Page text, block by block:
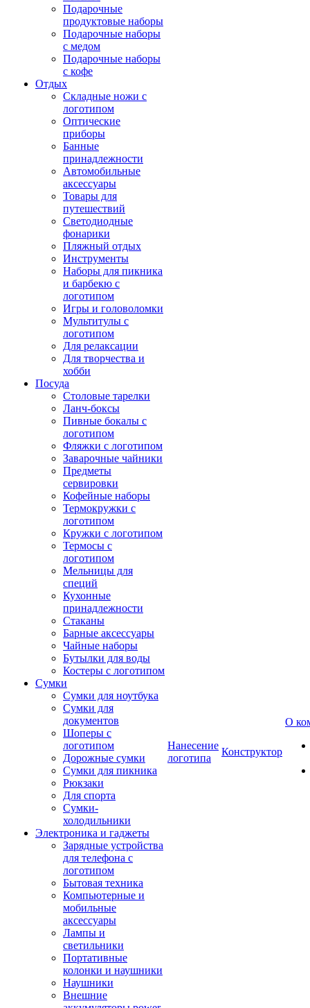
Подарочные
продуктовые наборы
Подарочные наборы
с медом
Подарочные наборы
с кофе
Отдых
Складные ножи с
логотипом
Оптические
приборы
Банные
принадлежности
Автомобильные
аксессуары
Товары для
путешествий
Светодиодные
фонарики
Пляжный отдых
Инструменты
Наборы для пикника
и барбекю с
логотипом
Игры и головоломки
Мультитулы с
логотипом
Для релаксации
Для творчества и
хобби
Посуда
Столовые тарелки
Ланч-боксы
Пивные бокалы с
логотипом
Фляжки с логотипом
Заварочные чайники
Предметы
сервировки
Кофейные наборы
Термокружки с
логотипом
Кружки с логотипом
Термосы с
логотипом
Мельницы для
специй
Кухонные
принадлежности
Стаканы
Барные аксессуары
Чайные наборы
Бутылки для воды
Костеры с логотипом
Сумки
Сумки для ноутбука
Сумки для
документов
Шоперы с
логотипом
Дорожные сумки
Сумки для пикника
Рюкзаки
Для спорта
Сумки-
холодильники
Электроника и гаджеты
Зарядные устройства
для телефона с
логотипом
Бытовая техника
Компьютерные и
мобильные
аксессуары
Лампы и
светильники
Портативные
колонки и наушники
Наушники
Внешние
Нанесение
логотипа
Конструктор
О